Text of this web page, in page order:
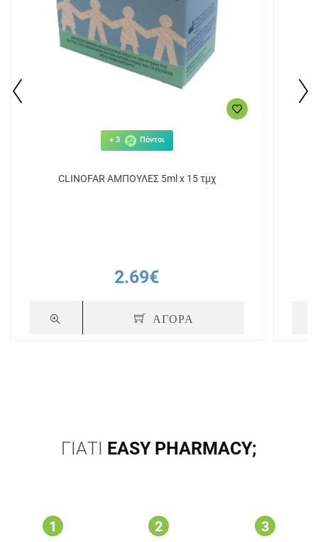
+ 3 Πόντοι
CLINOFAR ΑΜΠΟΥΛΕΣ 5ml x 15 τμχ
2.69€
ΑΓΟΡΑ
ΓΙΑΤΙ EASY PHARMACY;